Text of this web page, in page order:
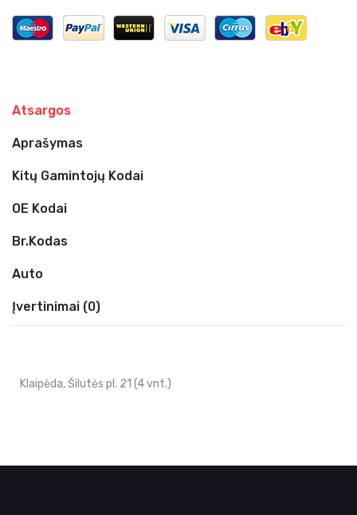
Atsargos
Aprašymas
Kitų Gamintojų Kodai
OE Kodai
Br.kodas
Auto
Įvertinimai (0)
Klaipėda, Šilutės pl. 21 (4 vnt.)